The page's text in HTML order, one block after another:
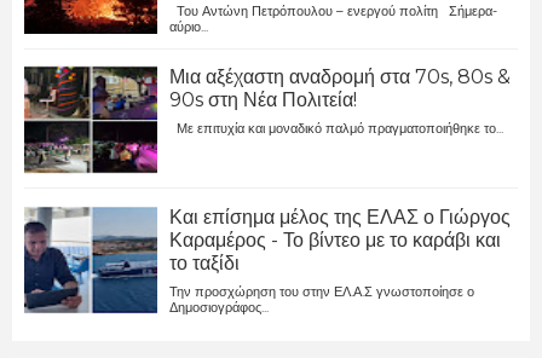
Του Αντώνη Πετρόπουλου – ενεργού πολίτη Σήμερα-
αύριο...
Μια αξέχαστη αναδρομή στα 70s, 80s &
90s στη Νέα Πολιτεία!
Με επιτυχία και μοναδικό παλμό πραγματοποιήθηκε το...
Και επίσημα μέλος της ΕΛΑΣ ο Γιώργος
Καραμέρος - Το βίντεο με το καράβι και
το ταξίδι
Την προσχώρηση του στην ΕΛ.Α.Σ γνωστοποίησε ο
Δημοσιογράφος...